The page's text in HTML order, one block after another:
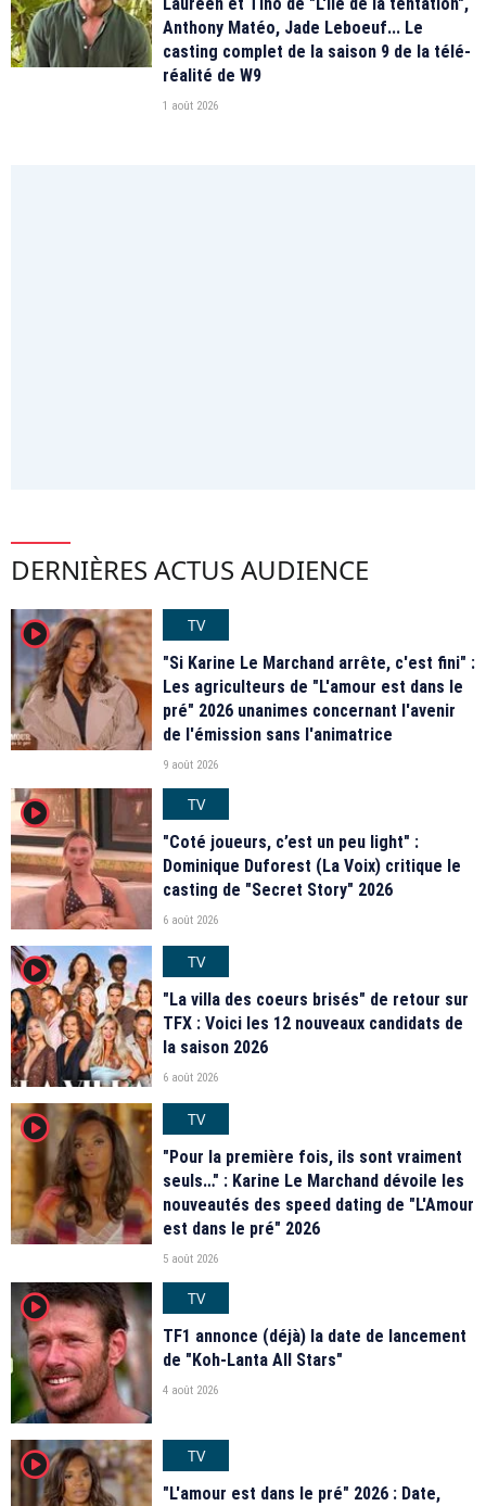
Laureen et Tino de "L'île de la tentation",
Anthony Matéo, Jade Leboeuf... Le
casting complet de la saison 9 de la télé-
réalité de W9
1 août 2026
DERNIÈRES ACTUS AUDIENCE
player2
TV
"Si Karine Le Marchand arrête, c'est fini" :
Les agriculteurs de "L'amour est dans le
pré" 2026 unanimes concernant l'avenir
de l'émission sans l'animatrice
9 août 2026
player2
TV
"Coté joueurs, c’est un peu light" :
Dominique Duforest (La Voix) critique le
casting de "Secret Story" 2026
6 août 2026
player2
TV
"La villa des coeurs brisés" de retour sur
TFX : Voici les 12 nouveaux candidats de
la saison 2026
6 août 2026
player2
TV
"Pour la première fois, ils sont vraiment
seuls…" : Karine Le Marchand dévoile les
nouveautés des speed dating de "L'Amour
est dans le pré" 2026
5 août 2026
player2
TV
TF1 annonce (déjà) la date de lancement
de "Koh-Lanta All Stars"
4 août 2026
player2
TV
"L'amour est dans le pré" 2026 : Date,